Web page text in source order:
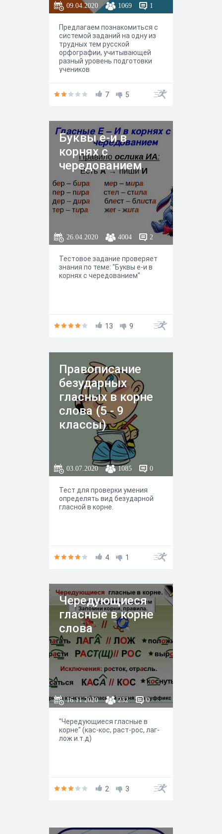
09.04.2020 1069 1
Предлагаем познакомиться с
системой заданий на одну из
трудных тем русской
орфографии, учитывающей
разный уровень подготовки
учеников
7 5
Буквы е-и в
корнях с
чередованием
26.04.2020 4004 2
Тестовое задание проверяет
знания по теме: "Буквы е-и в
корнях с чередованием"
13 9
Правописание
безударных
гласных в корне
слова (5 - 9
классы)
03.07.2020 1085 0
Тест для проверки умения
определять вид безударной
гласной в корне.
4 1
Чередующиеся
гласные в корне
слова
16.11.2020 232 0
"Чередующиеся гласные в
корне" (кас-кос, раст-рос, лаг-
лож и.т.д)
2 3